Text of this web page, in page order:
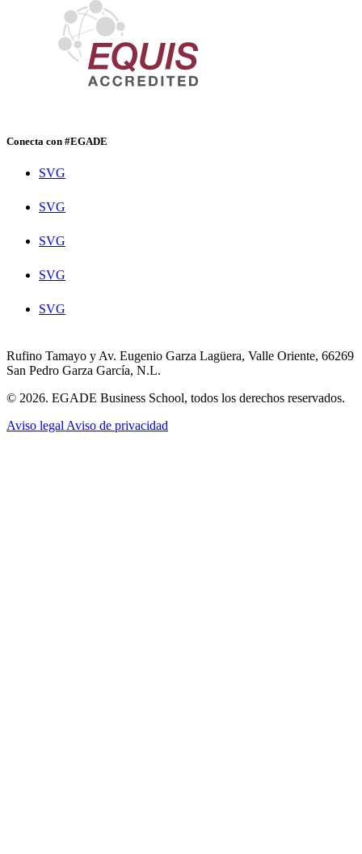
Conecta con #EGADE
SVG
SVG
SVG
SVG
SVG
Rufino Tamayo y Av. Eugenio Garza Lagüera, Valle Oriente, 66269
San Pedro Garza García, N.L.
© 2026. EGADE Business School, todos los derechos reservados.
Aviso legal Aviso de privacidad